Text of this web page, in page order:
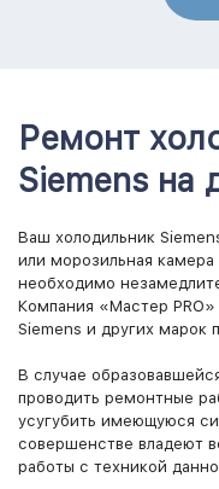
Ремонт
Siemens на
Ваш холодильник
или морозильная
необходимо
Компания «Мастер
Siemens и других марок
В случае
проводить ремонтные
усугубить имеющуюся
совершенстве владеют
работы с техникой